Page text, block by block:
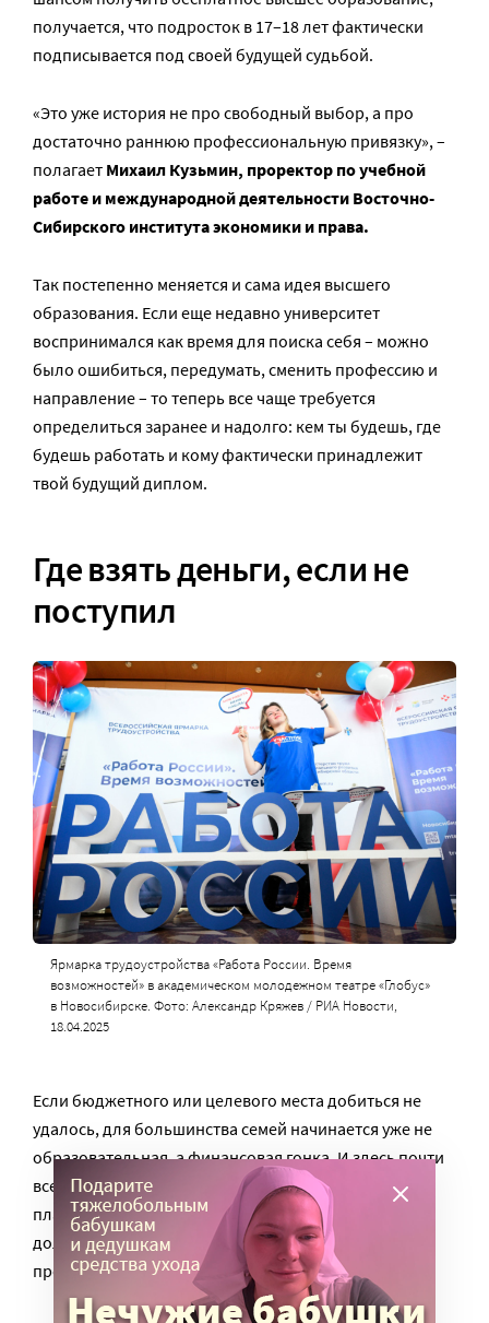
получается, что подросток в 17–18 лет фактически
подписывается под своей будущей судьбой.
«Это уже история не про свободный выбор, а про
достаточно раннюю профессиональную привязку», –
полагает Михаил Кузьмин, проректор по учебной
работе и международной деятельности Восточно-
Сибирского института экономики и права.
Так постепенно меняется и сама идея высшего
образования. Если еще недавно университет
воспринимался как время для поиска себя – можно
было ошибиться, передумать, сменить профессию и
направление – то теперь все чаще требуется
определиться заранее и надолго: кем ты будешь, где
будешь работать и кому фактически принадлежит
твой будущий диплом.
Где взять деньги, если не
поступил
Ярмарка трудоустройства «Работа России. Время
возможностей» в академическом молодежном театре «Глобус»
в Новосибирске. Фото: Александр Кряжев / РИА Новости,
18.04.2025
Если бюджетного или целевого места добиться не
удалось, для большинства семей начинается уже не
образовательная, а финансовая гонка. И здесь почти
все эксперты сходятся в одном: поступление на
платное обучение сегодня – это отдельный
долгосрочный проект, который тоже нужно
просчитывать на годы вперед.